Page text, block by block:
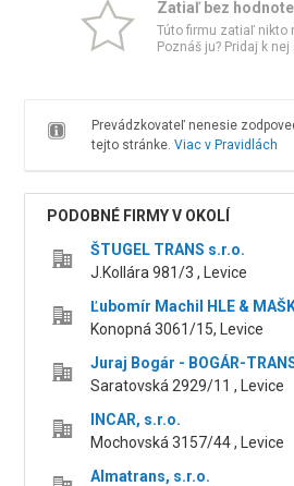
Zatiaľ bez
Túto firmu zatiaľ nikto
Poznáš ju? Pridaj k
Prevádzkovateľ nenesie
tejto stránke. Viac v Pravidlách
PODOBNÉ FIRMY V OKOLÍ
ŠTUGEL TRANS s.r.o.
J.Kollára 981/3 , Levice
Ľubomír Machil HLE &
Konopná 3061/15, Levice
Juraj Bogár - BOGÁR-
Saratovská 2929/11 , Levice
INCAR, s.r.o.
Mochovská 3157/44 , Levice
Almatrans, s.r.o.